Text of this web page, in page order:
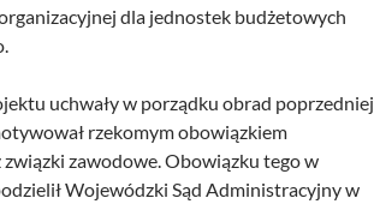
dla jednostek budżetowych
uchwały w porządku obrad poprzedniej
rzekomym obowiązkiem
zawodowe. Obowiązku tego w
Wojewódzki Sąd Administracyjny w